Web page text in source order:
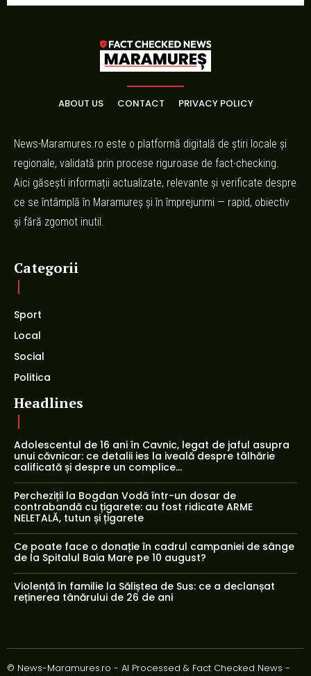
ABOUT US CONTACT PRIVACY POLICY
News-Maramures.ro este o platformă digitală de știri locale și
regionale, validată prin procese riguroase de fact-checking.
Aici găsești informații actualizate, relevante și verificate despre
ce se întâmplă în Maramureș și în împrejurimi — rapid, obiectiv
și fără zgomot inutil.
Categorii
Sport
Local
Social
Politica
Headlines
Adolescentul de 16 ani în Cavnic, legat de jaful asupra
unui căvnicar: ce detalii ies la iveală despre tâlhărie
calificată și despre un complice...
Percheziții la Bogdan Vodă într-un dosar de
contrabandă cu țigarete: au fost ridicate ARME
NELETALĂ, tutun și țigarete
Ce poate face o donație în cadrul campaniei de sânge
de la Spitalul Baia Mare pe 10 august?
Violență în familie la Săliștea de Sus: ce a declanșat
reținerea tânărului de 26 de ani
© News-Maramures.ro - AI Processed & Fact Checked News -